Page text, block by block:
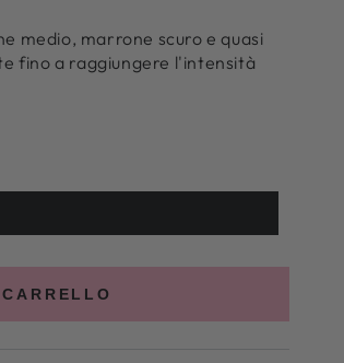
medio, marrone scuro e quasi
fino a raggiungere l'intensità